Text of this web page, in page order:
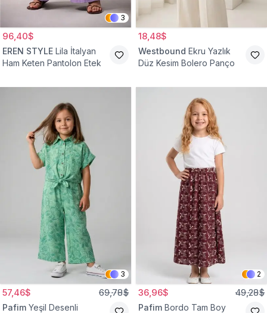
3
96,40$
EREN STYLE Lila İtalyan
Ham Keten Pantolon Etek
18,48$
Westbound Ekru Yazlık
Düz Kesim Bolero Panço
3
57,46$ 69,78$
Pafim Yeşil Desenli
2
36,96$ 49,28$
Pafim Bordo Tam Boy